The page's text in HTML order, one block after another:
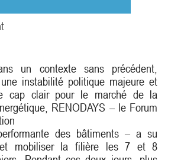
un contexte sans précédent,
instabilité politique majeure et
cap clair pour le marché de la
RENODAYS – le Forum
des bâtiments – a su
et mobiliser la filière les 7 et 8